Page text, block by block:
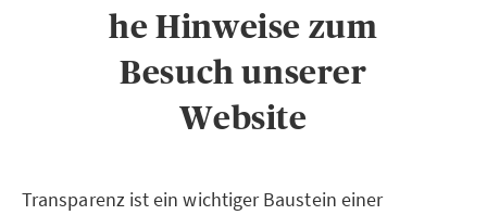
he Hinweise zum
Besuch unserer
Website
Transparenz ist ein wichtiger Baustein einer